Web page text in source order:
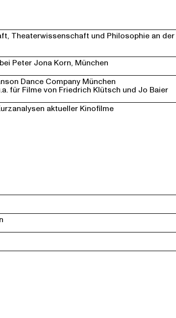
Theaterwissenschaft und Philosophie an
Peter Jona Korn, München
Dance Company München
für Filme von Friedrich Klütsch und Jo Baier
aktueller Kinofilme